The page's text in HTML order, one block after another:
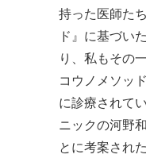
持った医師た
ド』に基づい
り、私もその
コウノメソッ
に診療されて
ニックの河野
とに考案され